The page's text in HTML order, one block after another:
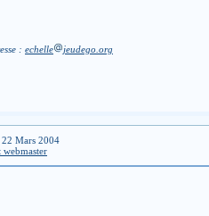
: echelle
jeudego.org
Mars 2004
webmaster